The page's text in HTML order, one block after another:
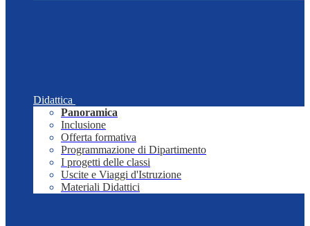
Didattica
Panoramica
Inclusione
Offerta formativa
Programmazione di Dipartimento
I progetti delle classi
Uscite e Viaggi d'Istruzione
Materiali Didattici